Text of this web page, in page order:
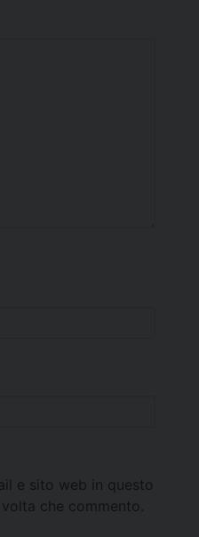
e sito web in questo
che commento.